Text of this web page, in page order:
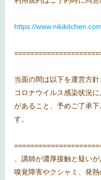
https://
当面の間は以下を運営方針
コロナウイルス感染状況
があること、予めご了承
す。
、講師が濃厚接触と疑い
嗅覚障害やクシャミ、発